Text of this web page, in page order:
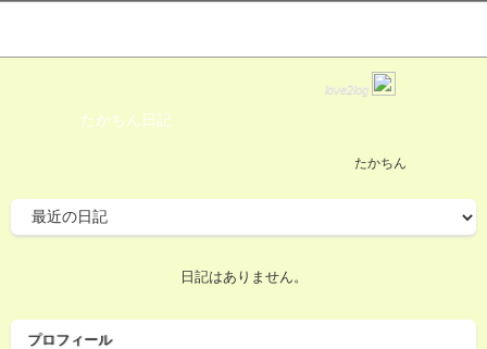
love2log
たかちん日記
たかちん
日記はありません。
プロフィール